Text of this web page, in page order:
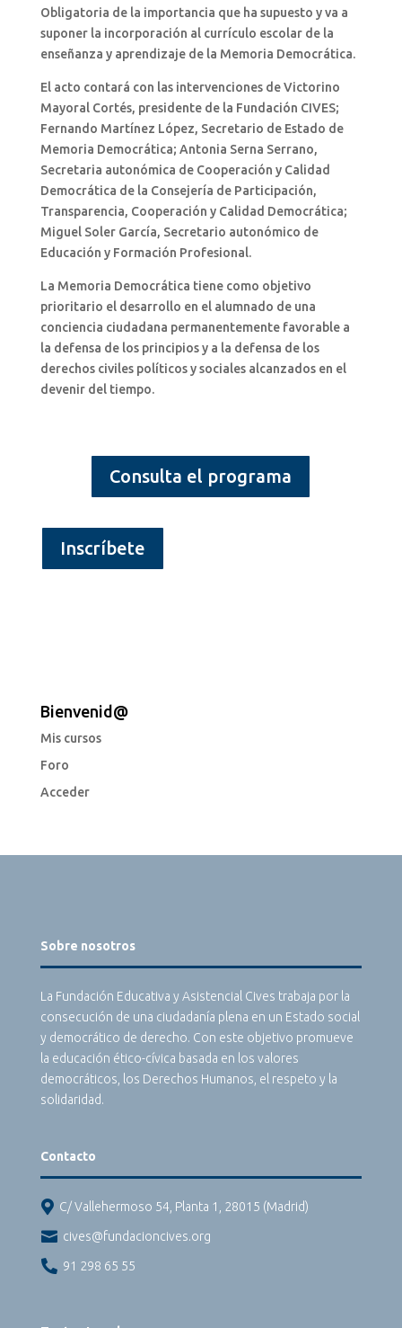
Obligatoria de la importancia que ha supuesto y va a
suponer la incorporación al currículo escolar de la
enseñanza y aprendizaje de la Memoria Democrática.
El acto contará con las intervenciones de Victorino
Mayoral Cortés, presidente de la Fundación CIVES;
Fernando Martínez López, Secretario de Estado de
Memoria Democrática; Antonia Serna Serrano,
Secretaria autonómica de Cooperación y Calidad
Democrática de la Consejería de Participación,
Transparencia, Cooperación y Calidad Democrática;
Miguel Soler García, Secretario autonómico de
Educación y Formación Profesional.
La Memoria Democrática tiene como objetivo
prioritario el desarrollo en el alumnado de una
conciencia ciudadana permanentemente favorable a
la defensa de los principios y a la defensa de los
derechos civiles políticos y sociales alcanzados en el
devenir del tiempo.
Consulta el programa
Inscríbete
Bienvenid@
Mis cursos
Foro
Acceder
Sobre nosotros
La Fundación Educativa y Asistencial Cives trabaja por la
consecución de una ciudadanía plena en un Estado social
y democrático de derecho. Con este objetivo promueve
la educación ético-cívica basada en los valores
democráticos, los Derechos Humanos, el respeto y la
solidaridad.
Contacto
 C/ Vallehermoso 54, Planta 1, 28015 (Madrid)
 cives@fundacioncives.org
 91 298 65 55